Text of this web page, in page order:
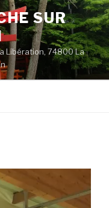
SUR
Libération, 74800 La